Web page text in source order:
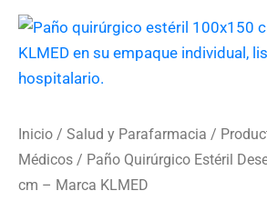
Inicio / Salud y Parafarmacia /
Médicos / Paño Quirúrgico Estéril
cm – Marca KLMED
Paño
Quirúrgico
Estéril
100x150
cm
-